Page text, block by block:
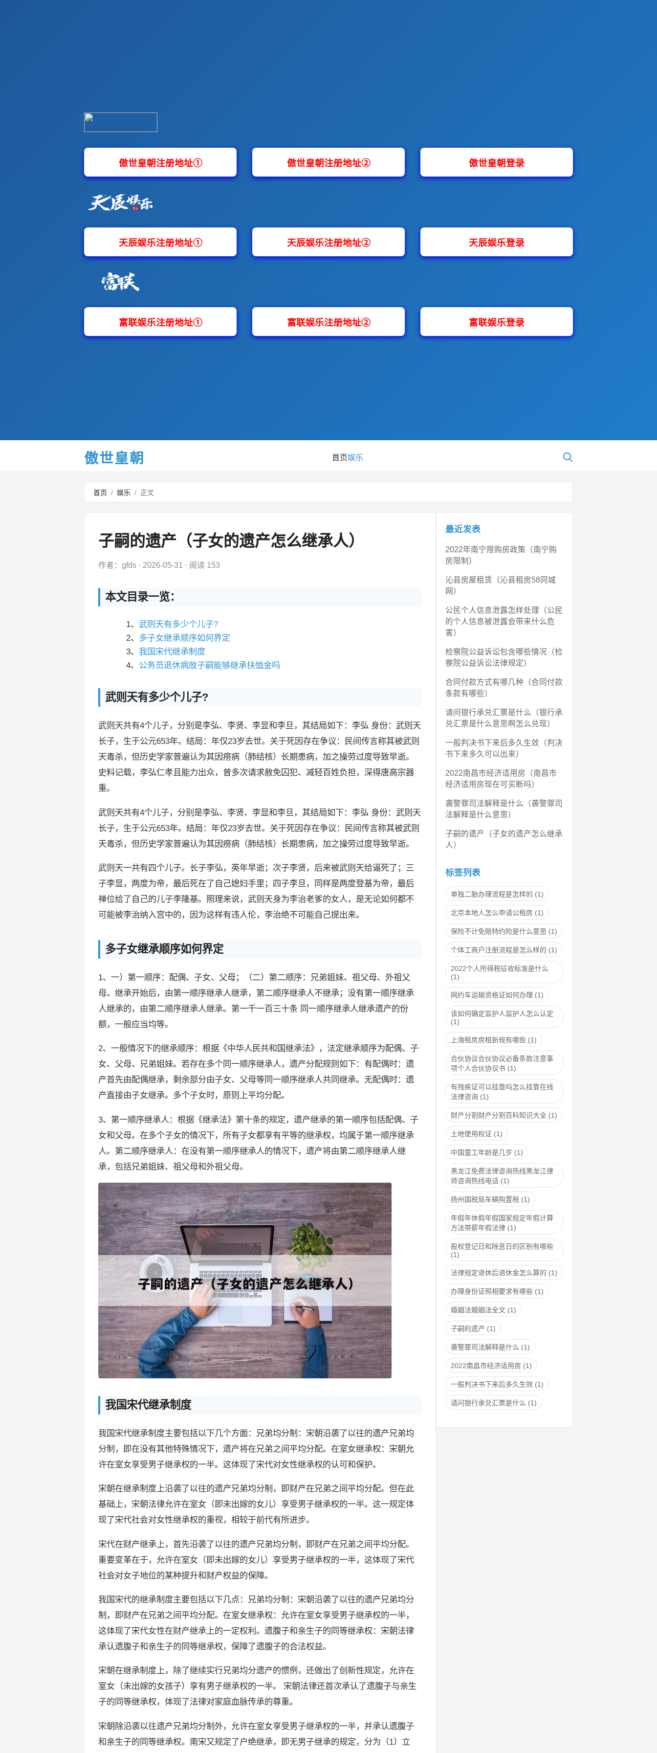
傲世皇朝 首页娱乐
首页 / 娱乐 / 正文
子嗣的遗产（子女的遗产怎么继承人）
作者：gfds · 2026-05-31 · 阅读 153
本文目录一览：
1、 武则天有多少个儿子?
2、 多子女继承顺序如何界定
3、我国宋代继承制度
4、 公务员退休病故子嗣能够继承扶恤金吗
武则天有多少个儿子?
武则天共有4个儿子，分别是李弘、李贤、李显和李旦，其结局如下：李弘 身份：武则天
长子，生于公元653年。结局：年仅23岁去世。关于死因存在争议：民间传言称其被武则
天毒杀，但历史学家普遍认为其因痨病（肺结核）长期患病，加之操劳过度导致早逝。
史料记载，李弘仁孝且能力出众，曾多次请求赦免囚犯、减轻百姓负担，深得唐高宗器
重。
武则天共有4个儿子，分别是李弘、李贤、李显和李旦，其结局如下：李弘 身份：武则天
长子，生于公元653年。结局：年仅23岁去世。关于死因存在争议：民间传言称其被武则
天毒杀，但历史学家普遍认为其因痨病（肺结核）长期患病，加之操劳过度导致早逝。
武则天一共有四个儿子。长子李弘，英年早逝；次子李贤，后来被武则天给逼死了；三
子李显，两度为帝，最后死在了自己媳妇手里；四子李旦，同样是两度登基为帝，最后
禅位给了自己的儿子李隆基。照理来说，武则天身为李治老爹的女人，是无论如何都不
可能被李治纳入宫中的，因为这样有违人伦，李治绝不可能自己提出来。
多子女继承顺序如何界定
1、一）第一顺序：配偶、子女、父母；（二）第二顺序：兄弟姐妹、祖父母、外祖父
母。继承开始后，由第一顺序继承人继承，第二顺序继承人不继承；没有第一顺序继承
人继承的，由第二顺序继承人继承。第一千一百三十条 同一顺序继承人继承遗产的份
额，一般应当均等。
2、一般情况下的继承顺序：根据《中华人民共和国继承法》，法定继承顺序为配偶、子
女、父母、兄弟姐妹。若存在多个同一顺序继承人，遗产分配规则如下：有配偶时：遗
产首先由配偶继承，剩余部分由子女、父母等同一顺序继承人共同继承。无配偶时：遗
产直接由子女继承。多个子女时，原则上平均分配。
3、第一顺序继承人：根据《继承法》第十条的规定，遗产继承的第一顺序包括配偶、子
女和父母。在多个子女的情况下，所有子女都享有平等的继承权，均属于第一顺序继承
人。第二顺序继承人：在没有第一顺序继承人的情况下，遗产将由第二顺序继承人继
承，包括兄弟姐妹、祖父母和外祖父母。
我国宋代继承制度
我国宋代继承制度主要包括以下几个方面：兄弟均分制：宋朝沿袭了以往的遗产兄弟均
分制，即在没有其他特殊情况下，遗产将在兄弟之间平均分配。在室女继承权：宋朝允
许在室女享受男子继承权的一半。这体现了宋代对女性继承权的认可和保护。
宋朝在继承制度上沿袭了以往的遗产兄弟均分制，即财产在兄弟之间平均分配。但在此
基础上，宋朝法律允许在室女（即未出嫁的女儿）享受男子继承权的一半。这一规定体
现了宋代社会对女性继承权的重视，相较于前代有所进步。
宋代在财产继承上，首先沿袭了以往的遗产兄弟均分制，即财产在兄弟之间平均分配。
重要变革在于，允许在室女（即未出嫁的女儿）享受男子继承权的一半，这体现了宋代
社会对女子地位的某种提升和财产权益的保障。
我国宋代的继承制度主要包括以下几点：兄弟均分制：宋朝沿袭了以往的遗产兄弟均分
制，即财产在兄弟之间平均分配。在室女继承权：允许在室女享受男子继承权的一半，
这体现了宋代女性在财产继承上的一定权利。遗腹子和亲生子的同等继承权：宋朝法律
承认遗腹子和亲生子的同等继承权，保障了遗腹子的合法权益。
宋朝在继承制度上，除了继续实行兄弟均分遗产的惯例，还做出了创新性规定，允许在
室女（未出嫁的女孩子）享有男子继承权的一半。 宋朝法律还首次承认了遗腹子与亲生
子的同等继承权，体现了法律对家庭血脉传承的尊重。
宋朝除沿袭以往遗产兄弟均分制外，允许在室女享受男子继承权的一半，并承认遗腹子
和亲生子的同等继承权。南宋又规定了户绝继承，即无男子继承的规定，分为（1）立
最近发表
2022年南宁限购房政策（南宁购
房限制）
沁县房屋租赁（沁县租房58同城
网）
公民个人信息泄露怎样处理（公民
的个人信息被泄露会带来什么危
害）
检察院公益诉讼包含哪些情况（检
察院公益诉讼法律规定）
合同付款方式有哪几种（合同付款
条款有哪些）
请问银行承兑汇票是什么（银行承
兑汇票是什么意思啊怎么兑现）
一般判决书下来后多久生效（判决
书下来多久可以出来）
2022南昌市经济适用房（南昌市
经济适用房现在可买断吗）
袭警罪司法解释是什么（袭警罪司
法解释是什么意思）
子嗣的遗产（子女的遗产怎么继承
人）
标签列表
单独二胎办理流程是怎样的 (1)
北京本地人怎么申请公租房 (1)
保险不计免赔特约险是什么意思 (1)
个体工商户注册流程是怎么样的 (1)
2022个人所得税征收标准是什么
(1)
网约车运输资格证如何办理 (1)
该如何确定监护人监护人怎么认定
(1)
上海租房房租新规有哪些 (1)
合伙协议合伙协议必备条款注意事
项个人合伙协议书 (1)
有残疾证可以挂靠吗怎么挂靠在线
法律咨询 (1)
财产分割财产分割百科知识大全 (1)
土地使用权证 (1)
中国童工年龄是几岁 (1)
黑龙江免费法律咨询热线黑龙江律
师咨询热线电话 (1)
扬州国税局车辆购置税 (1)
年假年休假年假国家规定年假计算
方法带薪年假法律 (1)
股权登记日和除息日的区别有哪些
(1)
法律规定退休后退休金怎么算的 (1)
办理身份证照相要求有哪些 (1)
婚姻法婚姻法全文 (1)
子嗣的遗产 (1)
袭警罪司法解释是什么 (1)
2022南昌市经济适用房 (1)
一般判决书下来后多久生效 (1)
请问银行承兑汇票是什么 (1)